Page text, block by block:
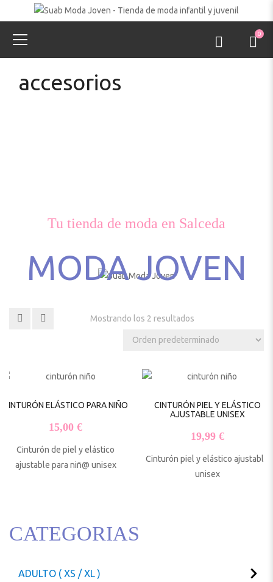
0
accesorios
Tu tienda de moda en Salceda
MODA JOVEN
Mostrando los 2 resultados
CINTURÓN ELÁSTICO PARA NIÑO
15,00€
Cinturón de piel y elástico
ajustable para niñ@ unisex
CINTURÓN PIEL Y ELÁSTICO
AJUSTABLE UNISEX
19,99 €
Cinturón piel y elástico ajustable
unisex
CATEGORIAS
ADULTO ( XS / XL )